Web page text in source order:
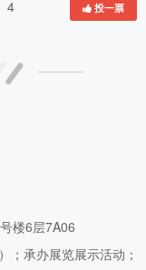
4 投一票
楼6层7A06
；承办展览展示活动；